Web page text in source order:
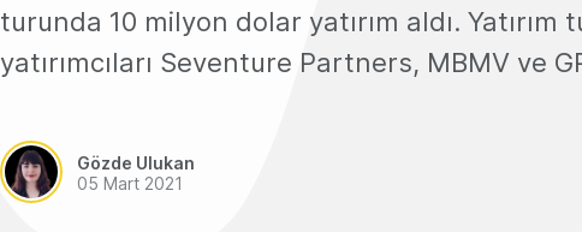
turunda 10 milyon dolar yatırım aldı.
yatırımcıları Seventure Partners, MBMV ve
Gözde Ulukan
05 Mart 2021